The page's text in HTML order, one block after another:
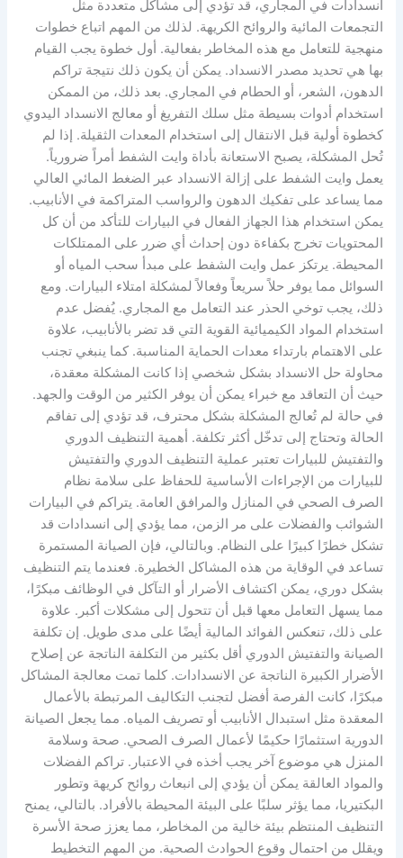
انسدادات في المجاري، قد تؤدي إلى مشاكل متعددة مثل
التجمعات المائية والروائح الكريهة. لذلك من المهم اتباع خطوات
منهجية للتعامل مع هذه المخاطر بفعالية. أول خطوة يجب القيام
بها هي تحديد مصدر الانسداد. يمكن أن يكون ذلك نتيجة تراكم
الدهون، الشعر، أو الحطام في المجاري. بعد ذلك، من الممكن
استخدام أدوات بسيطة مثل سلك التفريغ أو معالج الانسداد اليدوي
كخطوة أولية قبل الانتقال إلى استخدام المعدات الثقيلة. إذا لم
تُحل المشكلة، يصبح الاستعانة بأداة وايت الشفط أمراً ضرورياً.
يعمل وايت الشفط على إزالة الانسداد عبر الضغط المائي العالي
مما يساعد على تفكيك الدهون والرواسب المتراكمة في الأنابيب.
يمكن استخدام هذا الجهاز الفعال في البيارات للتأكد من أن كل
المحتويات تخرج بكفاءة دون إحداث أي ضرر على الممتلكات
المحيطة. يرتكز عمل وايت الشفط على مبدأ سحب المياه أو
السوائل مما يوفر حلاً سريعاً وفعالاً لمشكلة امتلاء البيارات. ومع
ذلك، يجب توخي الحذر عند التعامل مع المجاري. يُفضل عدم
استخدام المواد الكيميائية القوية التي قد تضر بالأنابيب، علاوة
على الاهتمام بارتداء معدات الحماية المناسبة. كما ينبغي تجنب
محاولة حل الانسداد بشكل شخصي إذا كانت المشكلة معقدة،
حيث أن التعاقد مع خبراء يمكن أن يوفر الكثير من الوقت والجهد.
في حالة لم تُعالج المشكلة بشكل محترف، قد تؤدي إلى تفاقم
الحالة وتحتاج إلى تدخّل أكثر تكلفة. أهمية التنظيف الدوري
والتفتيش للبيارات تعتبر عملية التنظيف الدوري والتفتيش
للبيارات من الإجراءات الأساسية للحفاظ على سلامة نظام
الصرف الصحي في المنازل والمرافق العامة. يتراكم في البيارات
الشوائب والفضلات على مر الزمن، مما يؤدي إلى انسدادات قد
تشكل خطرًا كبيرًا على النظام. وبالتالي، فإن الصيانة المستمرة
تساعد في الوقاية من هذه المشاكل الخطيرة. فعندما يتم التنظيف
بشكل دوري، يمكن اكتشاف الأضرار أو التآكل في الوظائف مبكرًا،
مما يسهل التعامل معها قبل أن تتحول إلى مشكلات أكبر. علاوة
على ذلك، تنعكس الفوائد المالية أيضًا على مدى طويل. إن تكلفة
الصيانة والتفتيش الدوري أقل بكثير من التكلفة الناتجة عن إصلاح
الأضرار الكبيرة الناتجة عن الانسدادات. كلما تمت معالجة المشاكل
مبكرًا، كانت الفرصة أفضل لتجنب التكاليف المرتبطة بالأعمال
المعقدة مثل استبدال الأنابيب أو تصريف المياه. مما يجعل الصيانة
الدورية استثمارًا حكيمًا لأعمال الصرف الصحي. صحة وسلامة
المنزل هي موضوع آخر يجب أخذه في الاعتبار. تراكم الفضلات
والمواد العالقة يمكن أن يؤدي إلى انبعاث روائح كريهة وتطور
البكتيريا، مما يؤثر سلبًا على البيئة المحيطة بالأفراد. بالتالي، يمنح
التنظيف المنتظم بيئة خالية من المخاطر، مما يعزز صحة الأسرة
ويقلل من احتمال وقوع الحوادث الصحية. من المهم التخطيط